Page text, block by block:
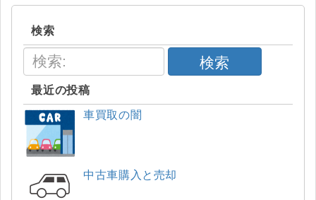
検索
検索
最近の投稿
車買取の闇
中古車購入と売却